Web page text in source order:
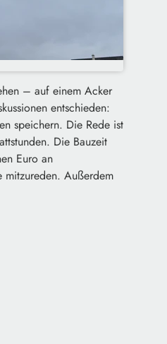
– auf einem Acker
entschieden:
speichern. Die Rede ist
Die Bauzeit
Euro an
mitzureden. Außerdem